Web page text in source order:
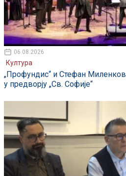
06.08.2026
Култура
„Профундис“ и Стефан
у предворју „Св. Софије“